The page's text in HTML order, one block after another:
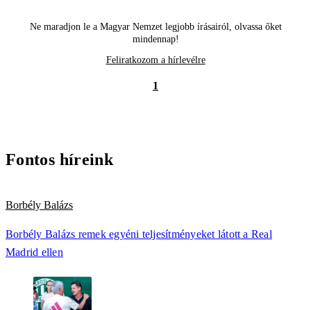
Ne maradjon le a Magyar Nemzet legjobb írásairól, olvassa őket
mindennap!
Feliratkozom a hírlevélre
1
Fontos híreink
Borbély Balázs
Borbély Balázs remek egyéni teljesítményeket látott a Real
Madrid ellen